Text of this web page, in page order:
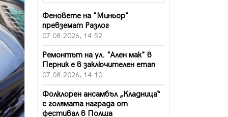
Феновете на "Миньор"
превземат Разлог
07.08.2026, 14:52
Ремонтът на ул. "Ален мак" в
Перник е в заключителен етап
07.08.2026, 14:10
Фолклорен ансамбъл „Кладница“
с голямата награда от
фестивал в Полша